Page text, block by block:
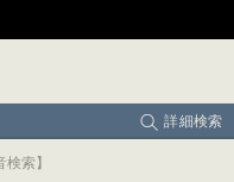
詳細検索
検索】